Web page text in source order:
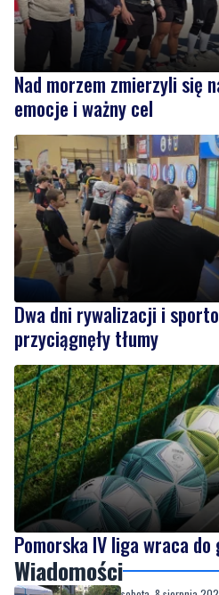
Nad morzem zmierzyli się
emocje i ważny cel
Dwa dni rywalizacji i
przyciągnęły tłumy
Pomorska IV liga wraca do
Wiadomości
sobota, 8 sierpnia
Strażacy
Rodzinny festyn
oraz gości